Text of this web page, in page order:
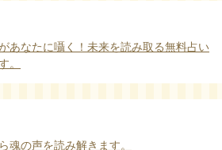
あなたに囁く！未来を読み取る無料占い
。
魂の声を読み解きます。